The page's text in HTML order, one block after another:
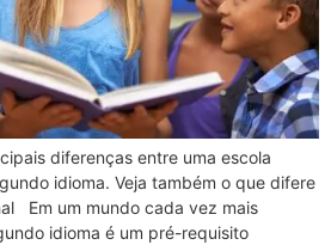
diferenças entre uma escola
idioma. Veja também o que difere
Em um mundo cada vez mais
idioma é um pré-requisito